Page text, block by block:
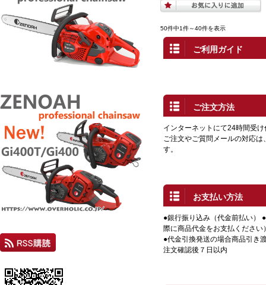
50件中1件～40件を表示
ご利用ガイド
ご注文方法
インターネットにて24時間受
ご注文やご質問メールの対応
す。
お支払い方法
●銀行振り込み（代金前払い）
際に商品代金をお支払ください
●代金引換発送の場合商品引き
注文確認後７日以内